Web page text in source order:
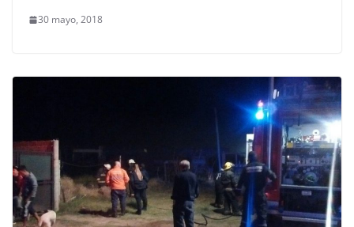
30 mayo, 2018